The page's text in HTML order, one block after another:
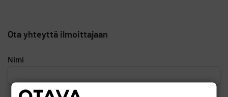
Ota yhteyttä ilmoittajaan
Nimi